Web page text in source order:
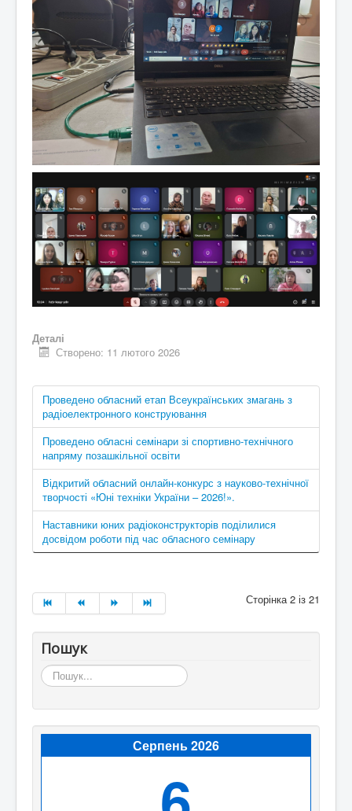
Деталі
Створено: 11 лютого 2026
Проведено обласний етап Всеукраїнських змагань з
радіоелектронного конструювання
Проведено обласні семінари зі спортивно-технічного
напряму позашкільної освіти
Відкритий обласний онлайн-конкурс з науково-технічної
творчості «Юні техніки України – 2026!».
Наставники юних радіоконструкторів поділилися
досвідом роботи під час обласного семінару
Сторінка 2 із 21
Пошук
Пошук...
Серпень 2026